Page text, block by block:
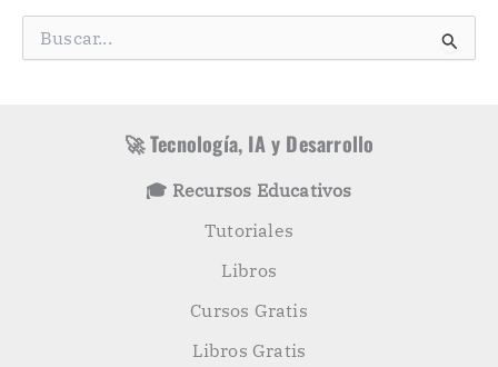
🚀 Tecnología, IA y Desarrollo
🎓 Recursos Educativos
Tutoriales
Libros
Cursos Gratis
Libros Gratis